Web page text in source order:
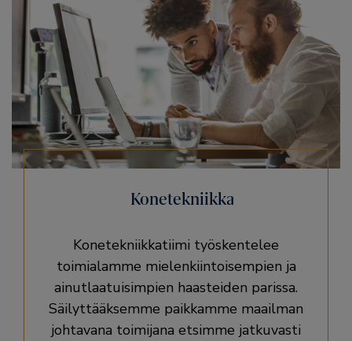
Konetekniikka
Konetekniikkatiimi työskentelee
toimialamme mielenkiintoisempien ja
ainutlaatuisimpien haasteiden parissa.
Säilyttääksemme paikkamme maailman
johtavana toimijana etsimme jatkuvasti